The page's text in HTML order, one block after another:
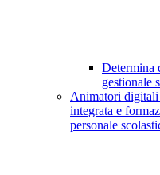
Determina
gestionale
Animatori
integrata e
personale